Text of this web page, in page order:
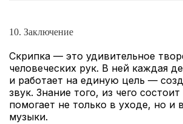
10. Заключение
Скрипка — это удивительное
человеческих рук. В ней каждая
и работает на единую цель —
звук. Знание того, из чего
помогает не только в уходе, но и
музыки.